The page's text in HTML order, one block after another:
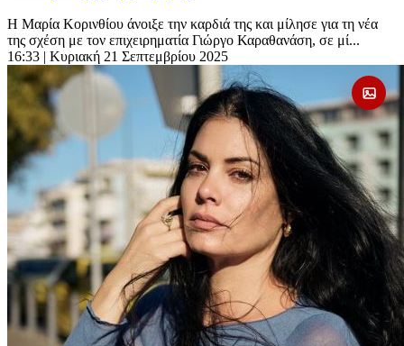
Η Μαρία Κορινθίου άνοιξε την καρδιά της και μίλησε για τη νέα
της σχέση με τον επιχειρηματία Γιώργο Καραθανάση, σε μί...
16:33 | Κυριακή 21 Σεπτεμβρίου 2025